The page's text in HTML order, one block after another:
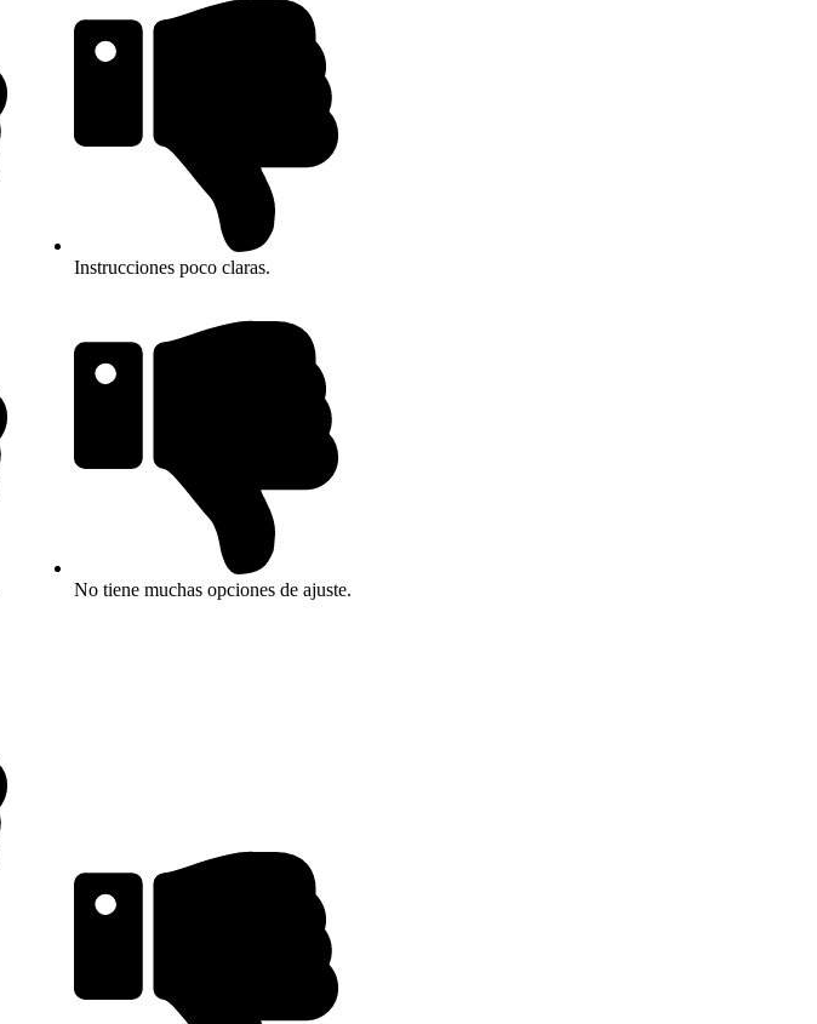
Instrucciones poco claras.
No tiene muchas opciones de ajuste.